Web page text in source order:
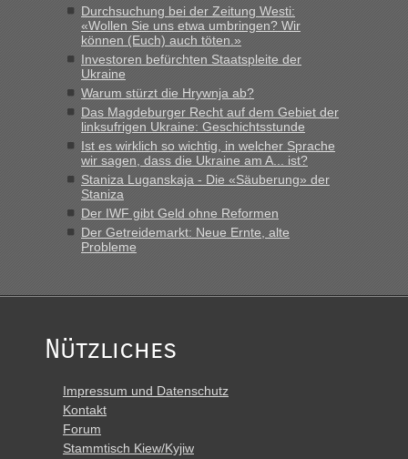
Durchsuchung bei der Zeitung Westi:
«Wollen Sie uns etwa umbringen? Wir
können (Euch) auch töten.»
Investoren befürchten Staatspleite der
Ukraine
Warum stürzt die Hrywnja ab?
Das Magdeburger Recht auf dem Gebiet der
linksufrigen Ukraine: Geschichtsstunde
Ist es wirklich so wichtig, in welcher Sprache
wir sagen, dass die Ukraine am A... ist?
Staniza Luganskaja - Die «Säuberung» der
Staniza
Der IWF gibt Geld ohne Reformen
Der Getreidemarkt: Neue Ernte, alte
Probleme
Nützliches
Impressum und Datenschutz
Kontakt
Forum
Stammtisch Kiew/Kyjiw